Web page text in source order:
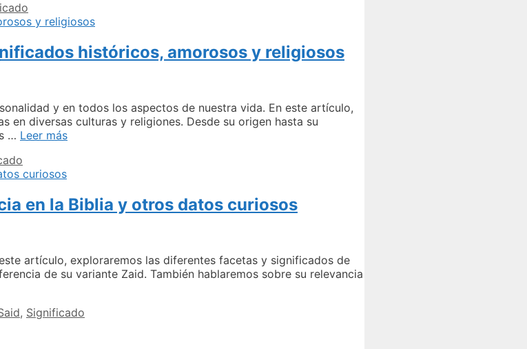
términos
de
para
conocer
perfecta
históricos, amorosos y religiosos
y en todos los aspectos de nuestra vida. En este artículo,
en diversas culturas y religiones. Desde su origen hasta su
… Leer másNahel:
nombre
con
históricos,
amorosos
en la Biblia y otros datos curiosos
artículo, exploraremos las diferentes facetas y significados de
de su variante Zaid. También hablaremos sobre su relevancia
, Significado